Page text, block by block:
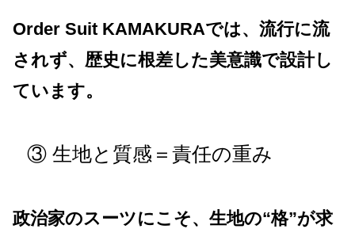
Order Suit KAMAKURAでは、流行に流
されず、歴史に根差した美意識で設計し
ています。
③ 生地と質感＝責任の重み
政治家のスーツにこそ、生地の“格”が求